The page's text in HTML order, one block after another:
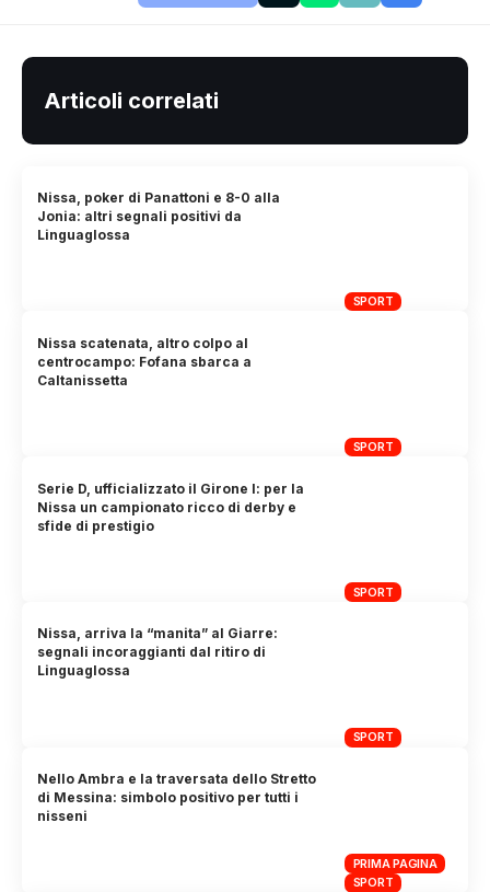
Articoli correlati
SPORT
Nissa, poker di Panattoni e 8-0 alla
Jonia: altri segnali positivi da
Linguaglossa
SPORT
Nissa scatenata, altro colpo al
centrocampo: Fofana sbarca a
Caltanissetta
SPORT
Serie D, ufficializzato il Girone I: per la
Nissa un campionato ricco di derby e
sfide di prestigio
SPORT
Nissa, arriva la “manita” al Giarre:
segnali incoraggianti dal ritiro di
Linguaglossa
PRIMA PAGINA
SPORT
Nello Ambra e la traversata dello Stretto
di Messina: simbolo positivo per tutti i
nisseni